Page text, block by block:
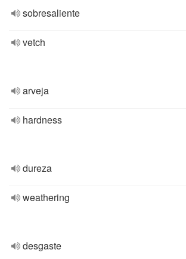
sobresaliente
vetch
arveja
hardness
dureza
weathering
desgaste